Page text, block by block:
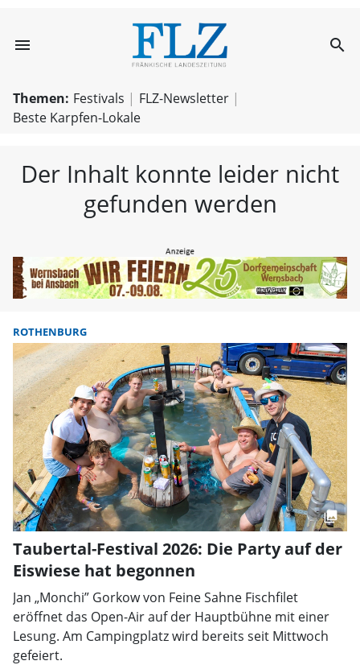
menu FLZ – search
Themen: Festivals
FLZ-Newsletter
Beste Karpfen-Lokale
Der Inhalt konnte leider nicht
gefunden werden
ROTHENBURG
Taubertal-Festival 2026: Die Party auf der
Eiswiese hat begonnen
Jan „Monchi” Gorkow von Feine Sahne Fischfilet
eröffnet das Open-Air auf der Hauptbühne mit einer
Lesung. Am Campingplatz wird bereits seit Mittwoch
gefeiert.